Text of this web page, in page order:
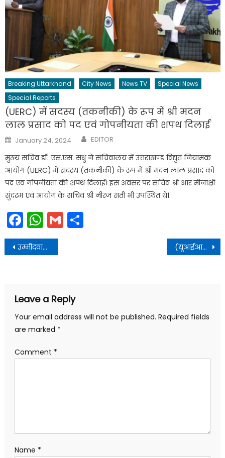
Breaking Uttarkhand City News News TV
Special News
Special Reports
(UERC) में सदस्य (तकनीकी) के रूप में श्री मदन
लाल प्रसाद को पद एवं गोपनीयता की शपथ दिलाई
Posted
on
January 24, 2024 Author
EDITOR
मुख्य सचिव डॉ. एस.एस. संधु ने सचिवालय में उत्तराखण्ड विद्युत नियामक
आयोग (UERC) में सदस्य (तकनीकी) के रूप में श्री मदन लाल प्रसाद को
पद एवं गोपनीयता की शपथ दिलाई। इस अवसर पर सचिव श्री आर मीनाक्षी
सुंदरम एवं आयोग के सचिव श्री नीरज सती भी उपस्थित थे।
Facebook
WhatsApp
Gmail
Post
navigation
उम्मीदवार का नाम शहरी और ग्रामीण दोनों मतदाता सूचियों में ? (यूआईआईडीबी) की कार्यकारी समिति (Ex C) की समीक्षा बैठक आयोजित की गई
Leave a Reply
Your email address will not be published. Required fields
are marked *
Comment *
Name *